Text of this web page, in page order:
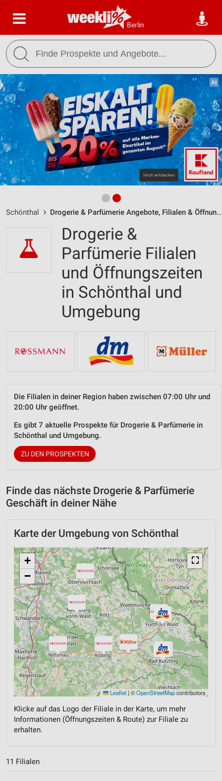
Berlin
Schönthal Drogerie & Parfümerie Angebote, Filialen & Öffnungszeiten
Drogerie &
Parfümerie Filialen
und Öffnungszeiten
in Schönthal und
Umgebung
Die Filialen in deiner Region haben zwischen 07:00 Uhr und
20:00 Uhr geöffnet.
Es gibt 7 aktuelle Prospekte für Drogerie & Parfümerie in
Schönthal und Umgebung.
ZU DEN PROSPEKTEN
Finde das nächste Drogerie & Parfümerie
Geschäft in deiner Nähe
Karte der Umgebung von Schönthal
⛶
+
−
Leaflet | ©OpenStreetMapcontributors
Klicke auf das Logo der Filiale in der Karte, um mehr
Informationen (Öffnungszeiten & Route) zur Filiale zu
erhalten.
11 Filialen